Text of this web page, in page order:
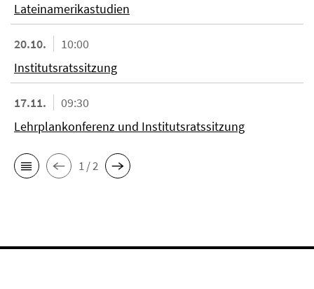
Lateinamerikastudien
20.10.
10:00
Institutsratssitzung
17.11.
09:30
Lehrplankonferenz und Institutsratssitzung
1 / 2